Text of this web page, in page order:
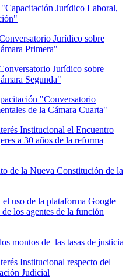
Jurídico Laboral,
Jurídico sobre
Primera"
Jurídico sobre
Segunda"
"Conversatorio
de la Cámara Cuarta"
Institucional el Encuentro
a 30 años de la reforma
de la Nueva Constitución de la
uso de la plataforma Google
los agentes de la función
montos de las tasas de justicia
Institucional respecto del
Judicial